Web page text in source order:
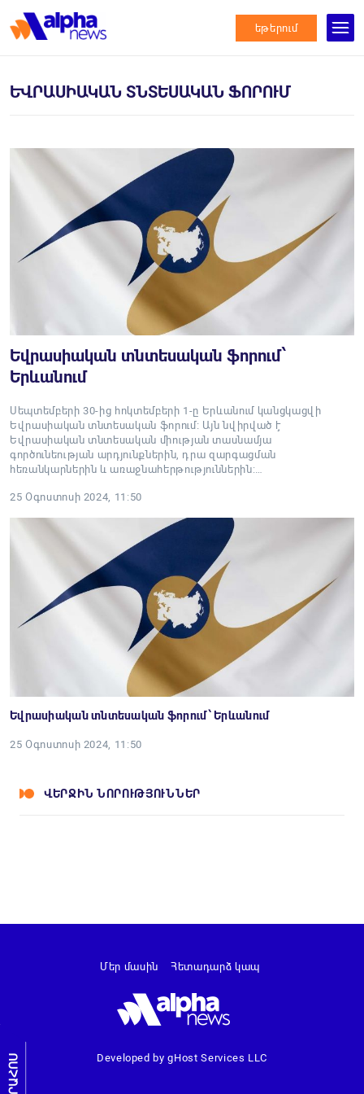
եթերում
ԵՎՐԱՍԻԱԿԱՆ ՏՆՏԵՍԱԿԱՆ ՖՈՐՈՒՄ
Եվրասիական տնտեսական ֆորում՝
Երևանում
Սեպտեմբերի 30-ից հոկտեմբերի 1-ը Երևանում կանցկացվի
Եվրասիական տնտեսական ֆորում։ Այն նվիրված է
Եվրասիական տնտեսական միության տասնամյա
գործունեության արդյունքներին, դրա զարգացման
հեռանկարներին և առաջնահերթություններին:…
25 Օգոստոսի 2024, 11:50
Եվրասիական տնտեսական ֆորում՝ Երևանում
25 Օգոստոսի 2024, 11:50
ՎԵՐՋԻՆ ՆՈՐՈՒԹՅՈՒՆՆԵՐ
ԼՐԱՀՈՍ Developed by gHost Services LLC
Մեր մասին Հետադարձ կապ